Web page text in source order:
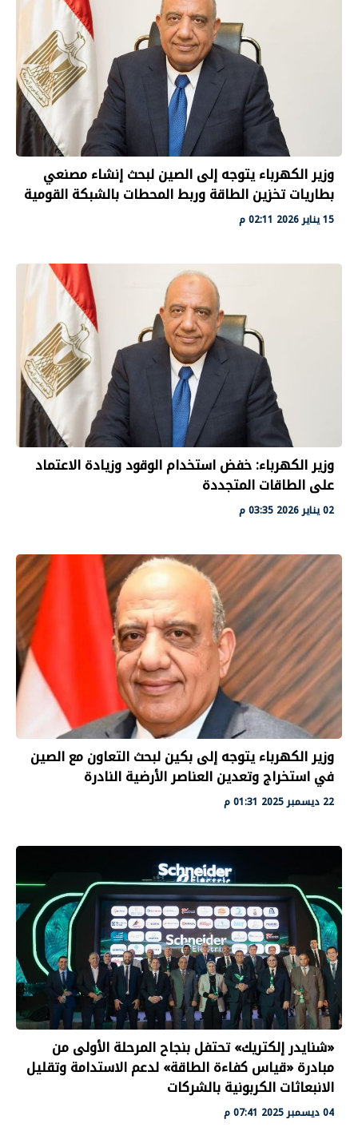
وزير الكهرباء يتوجه إلى الصين لبحث إنشاء مصنعي
بطاريات تخزين الطاقة وربط المحطات بالشبكة القومية
15 يناير 2026 02:11 م
وزير الكهرباء: خفض استخدام الوقود وزيادة الاعتماد
على الطاقات المتجددة
02 يناير 2026 03:35 م
وزير الكهرباء يتوجه إلى بكين لبحث التعاون مع الصين
في استخراج وتعدين العناصر الأرضية النادرة
22 ديسمبر 2025 01:31 م
«شنايدر إلكتريك» تحتفل بنجاح المرحلة الأولى من
مبادرة «قياس كفاءة الطاقة» لدعم الاستدامة وتقليل
الانبعاثات الكربونية بالشركات
04 ديسمبر 2025 07:41 م